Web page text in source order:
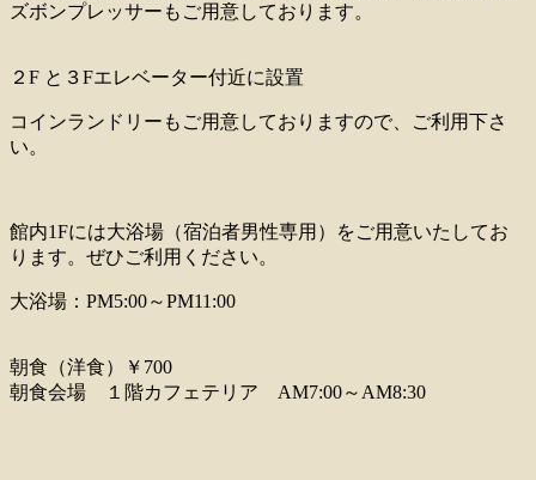
ズボンプレッサーもご用意しております。
２F と３Fエレベーター付近に設置
コインランドリーもご用意しておりますので、ご利用下さ
い。
館内1Fには大浴場（宿泊者男性専用）をご用意いたしてお
ります。ぜひご利用ください。
大浴場：PM5:00～PM11:00
朝食（洋食）￥700
朝食会場 １階カフェテリア AM7:00～AM8:30